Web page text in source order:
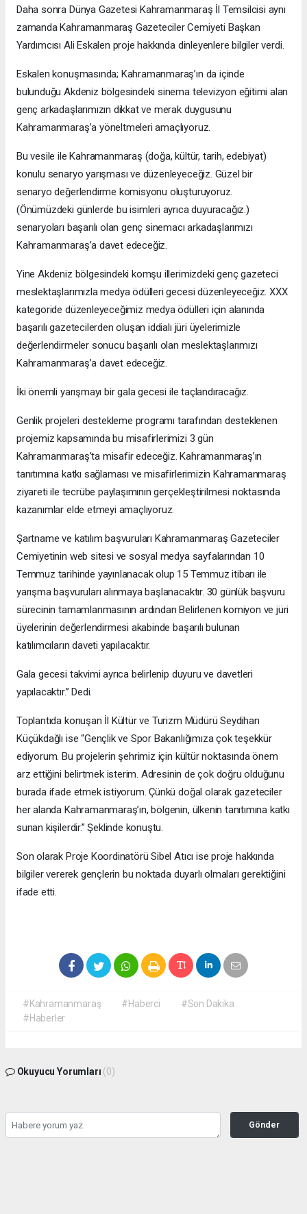
Daha sonra Dünya Gazetesi Kahramanmaraş İl Temsilcisi aynı
zamanda Kahramanmaraş Gazeteciler Cemiyeti Başkan
Yardımcısı Ali Eskalen proje hakkında dinleyenlere bilgiler verdi.
Eskalen konuşmasında; Kahramanmaraş’ın da içinde
bulunduğu Akdeniz bölgesindeki sinema televizyon eğitimi alan
genç arkadaşlarımızın dikkat ve merak duygusunu
Kahramanmaraş’a yöneltmeleri amaçlıyoruz.
Bu vesile ile Kahramanmaraş (doğa, kültür, tarih, edebiyat)
konulu senaryo yarışması ve düzenleyeceğiz. Güzel bir
senaryo değerlendirme komisyonu oluşturuyoruz.
(Önümüzdeki günlerde bu isimleri ayrıca duyuracağız.)
senaryoları başarılı olan genç sinemacı arkadaşlarımızı
Kahramanmaraş’a davet edeceğiz.
Yine Akdeniz bölgesindeki komşu illerimizdeki genç gazeteci
meslektaşlarımızla medya ödülleri gecesi düzenleyeceğiz. XXX
kategoride düzenleyeceğimiz medya ödülleri için alanında
başarılı gazetecilerden oluşan iddialı jüri üyelerimizle
değerlendirmeler sonucu başarılı olan meslektaşlarımızı
Kahramanmaraş’a davet edeceğiz.
İki önemli yarışmayı bir gala gecesi ile taçlandıracağız.
Genlik projeleri destekleme programı tarafından desteklenen
projemiz kapsamında bu misafirlerimizi 3 gün
Kahramanmaraş’ta misafir edeceğiz. Kahramanmaraş’ın
tanıtımına katkı sağlaması ve misafirlerimizin Kahramanmaraş
ziyareti ile tecrübe paylaşımının gerçekleştirilmesi noktasında
kazanımlar elde etmeyi amaçlıyoruz.
Şartname ve katılım başvuruları Kahramanmaraş Gazeteciler
Cemiyetinin web sitesi ve sosyal medya sayfalarından 10
Temmuz tarihinde yayınlanacak olup 15 Temmuz itibarı ile
yarışma başvuruları alınmaya başlanacaktır. 30 günlük başvuru
sürecinin tamamlanmasının ardından Belirlenen komiyon ve jüri
üyelerinin değerlendirmesi akabinde başarılı bulunan
katılımcıların daveti yapılacaktır.
Gala gecesi takvimi ayrıca belirlenip duyuru ve davetleri
yapılacaktır.” Dedi.
Toplantıda konuşan İl Kültür ve Turizm Müdürü Seydihan
Küçükdağlı ise “Gençlik ve Spor Bakanlığımıza çok teşekkür
ediyorum. Bu projelerin şehrimiz için kültür noktasında önem
arz ettiğini belirtmek isterim. Adresinin de çok doğru olduğunu
burada ifade etmek istiyorum. Çünkü doğal olarak gazeteciler
her alanda Kahramanmaraş’ın, bölgenin, ülkenin tanıtımına katkı
sunan kişilerdir.” Şeklinde konuştu.
Son olarak Proje Koordinatörü Sibel Atıcı ise proje hakkında
bilgiler vererek gençlerin bu noktada duyarlı olmaları gerektiğini
ifade etti.
#Kahramanmaraş #Haberci
#Son Dakika
#Haberler
Okuyucu Yorumları (0)
Gönder